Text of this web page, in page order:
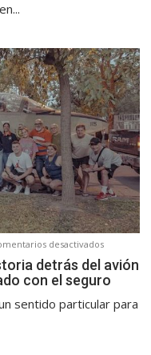
tu
todos
los
días
desactivadosen
De
Sunchales
Malvinas:
detrás del avión
con el seguro
sentido particular para